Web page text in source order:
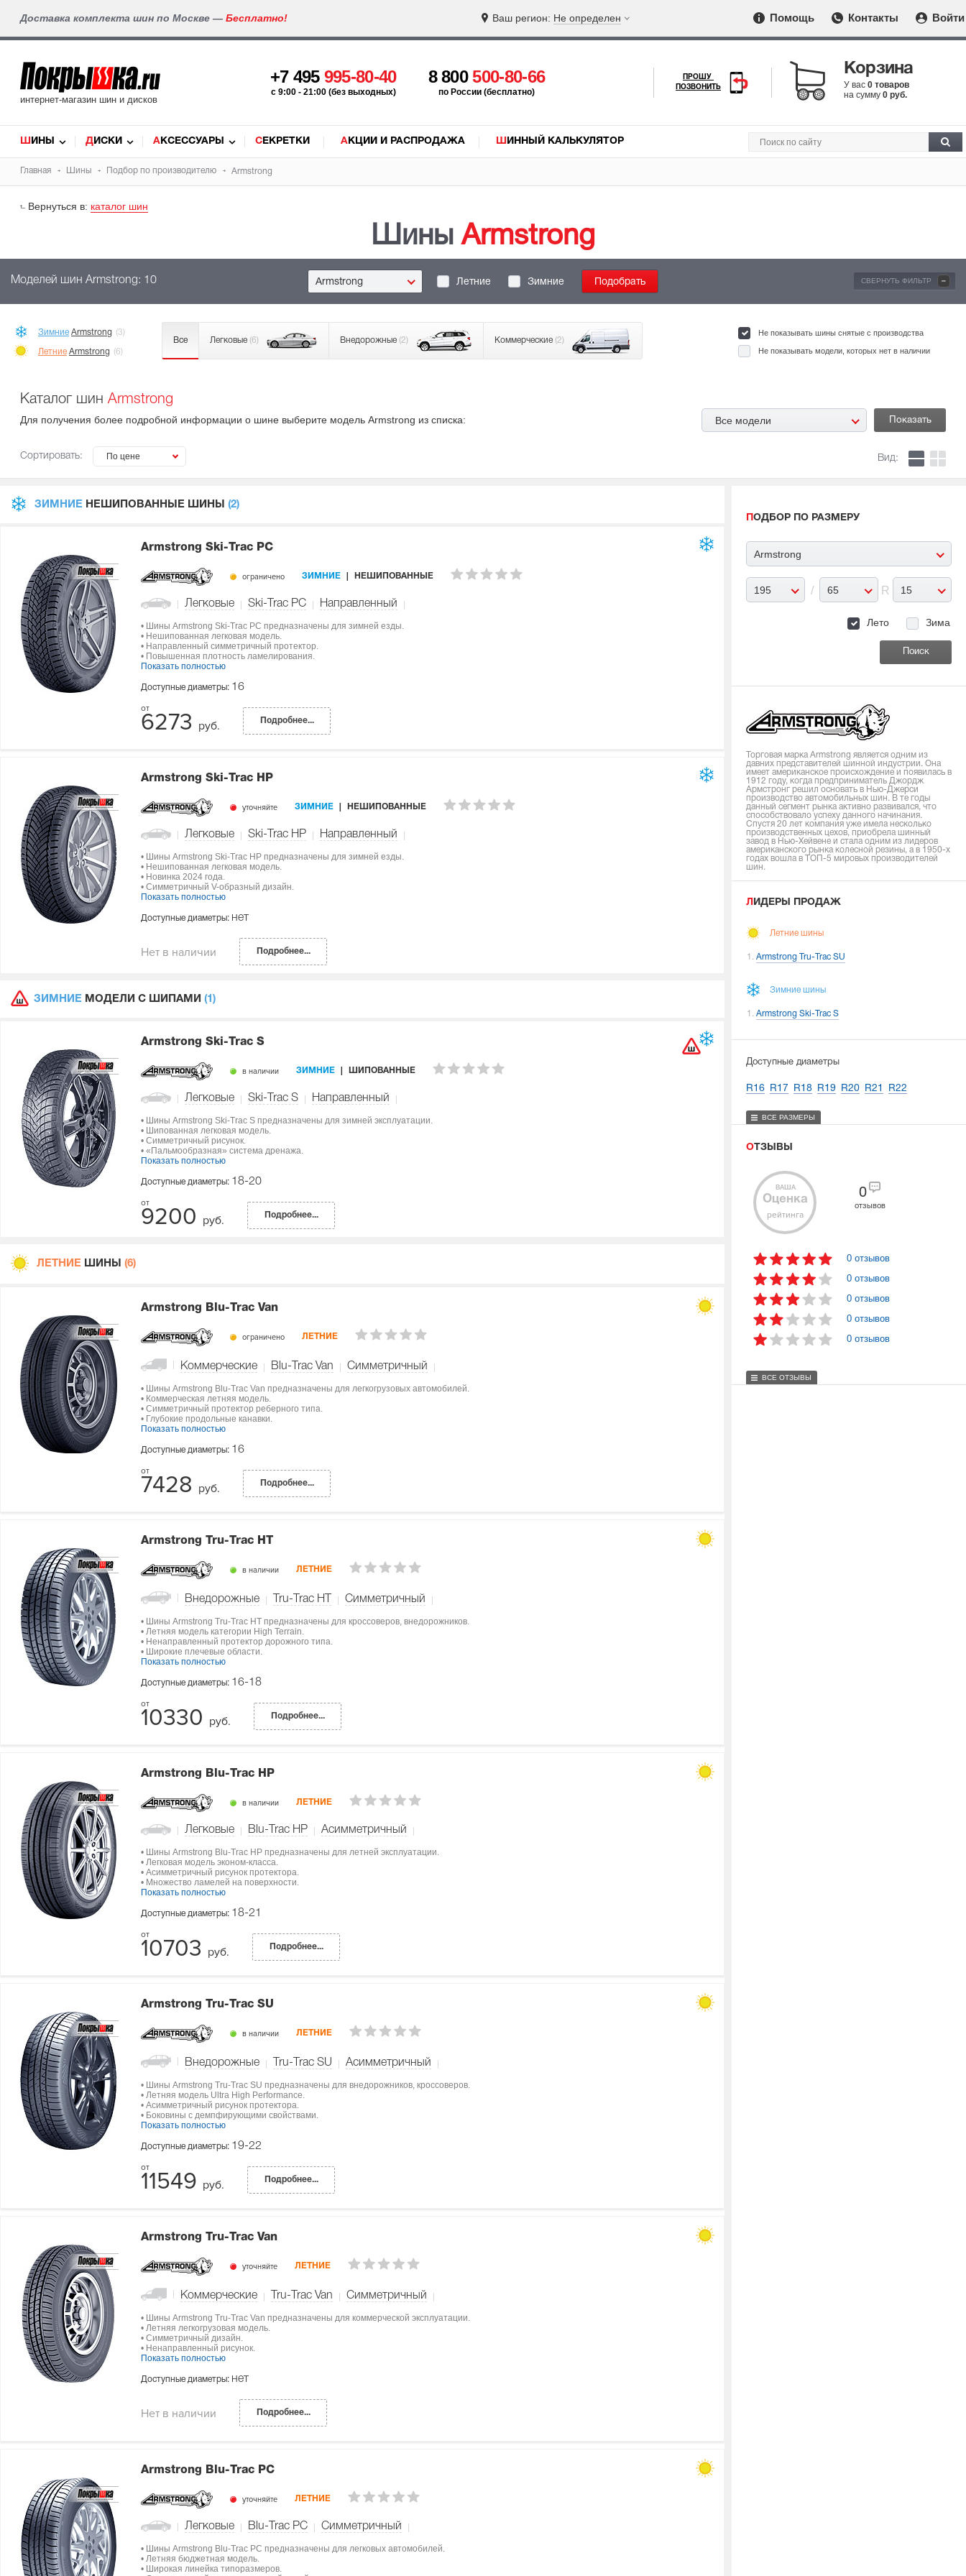
Доставка комплекта шин по Москве — Бесплатно! Ваш регион: Не определен Помощь Контакты Войти
интернет-магазин шин и дисков
+7 495 995-80-40
c 9:00 - 21:00 (без выходных)
8 800500-80-66
по России (бесплатно)
ПРОШУ
ПОЗВОНИТЬ
Корзина
У вас 0 товаров
на сумму 0 руб.
ШИНЫ ДИСКИ АКСЕССУАРЫ СЕКРЕТКИ АКЦИИ И РАСПРОДАЖА ШИННЫЙ КАЛЬКУЛЯТОР
Главная Шины Подбор по производителю Armstrong
Вернуться в: каталог шин
ШиныArmstrong
Моделей шин Armstrong: 10 Armstrong Летние Зимние СВЕРНУТЬ ФИЛЬТР -
Зимние Armstrong (3)
Летние Armstrong (6)
Все Легковые(6) Внедорожные(2) Коммерческие(2)
Не показывать шины снятые с производства
Не показывать модели, которых нет в наличии
Каталог шин Armstrong
Для получения более подробной информации о шине выберите модель Armstrong из списка: Все модели
Сортировать: По цене Вид:
ЗИМНИЕ НЕШИПОВАННЫЕ ШИНЫ (2)
Armstrong Ski-Trac PC
ограничено ЗИМНИЕ НЕШИПОВАННЫЕ
Легковые Ski-Trac PC Направленный
• Шины Armstrong Ski-Trac PC предназначены для зимней езды.
• Нешипованная легковая модель.
• Направленный симметричный протектор.
• Повышенная плотность ламелирования.
Показать полностью
Доступные диаметры: 16
6273 руб. Подробнее...
Armstrong Ski-Trac HP
уточняйте ЗИМНИЕ НЕШИПОВАННЫЕ
Легковые Ski-Trac HP Направленный
• Шины Armstrong Ski-Trac HP предназначены для зимней езды.
• Нешипованная легковая модель.
• Новинка 2024 года.
• Симметричный V-образный дизайн.
Показать полностью
Доступные диаметры: нет
Нет в наличии Подробнее...
ЗИМНИЕ МОДЕЛИ С ШИПАМИ (1)
Armstrong Ski-Trac S
в наличии ЗИМНИЕ ШИПОВАННЫЕ
Легковые Ski-Trac S Направленный
• Шины Armstrong Ski-Trac S предназначены для зимней эксплуатации.
• Шипованная легковая модель.
• Симметричный рисунок.
• «Пальмообразная» система дренажа.
Показать полностью
Доступные диаметры: 18-20
9200 руб. Подробнее...
ЛЕТНИЕ ШИНЫ (6)
Armstrong Blu-Trac Van
ограничено ЛЕТНИЕ
Коммерческие Blu-Trac Van Симметричный
• Шины Armstrong Blu-Trac Van предназначены для легкогрузовых автомобилей.
• Коммерческая летняя модель.
• Симметричный протектор реберного типа.
• Глубокие продольные канавки.
Показать полностью
Доступные диаметры: 16
7428 руб. Подробнее...
Armstrong Tru-Trac HT
в наличии ЛЕТНИЕ
Внедорожные Tru-Trac HT Симметричный
• Шины Armstrong Tru-Trac HT предназначены для кроссоверов, внедорожников.
• Летняя модель категории High Terrain.
• Ненаправленный протектор дорожного типа.
• Широкие плечевые области.
Показать полностью
Доступные диаметры: 16-18
10330 руб. Подробнее...
Armstrong Blu-Trac HP
в наличии ЛЕТНИЕ
Легковые Blu-Trac HP Асимметричный
• Шины Armstrong Blu-Trac HP предназначены для летней эксплуатации.
• Легковая модель эконом-класса.
• Асимметричный рисунок протектора.
• Множество ламелей на поверхности.
Показать полностью
Доступные диаметры: 18-21
10703 руб. Подробнее...
Armstrong Tru-Trac SU
в наличии ЛЕТНИЕ
Внедорожные Tru-Trac SU Асимметричный
• Шины Armstrong Tru-Trac SU предназначены для внедорожников, кроссоверов.
• Летняя модель Ultra High Performance.
• Асимметричный рисунок протектора.
• Боковины с демпфирующими свойствами.
Показать полностью
Доступные диаметры: 19-22
11549 руб. Подробнее...
Armstrong Tru-Trac Van
уточняйте ЛЕТНИЕ
Коммерческие Tru-Trac Van Симметричный
• Шины Armstrong Tru-Trac Van предназначены для коммерческой эксплуатации.
• Летняя легкогрузовая модель.
• Симметричный дизайн.
• Ненаправленный рисунок.
Показать полностью
Доступные диаметры: нет
Нет в наличии Подробнее...
Armstrong Blu-Trac PC
уточняйте ЛЕТНИЕ
Легковые Blu-Trac PC Симметричный
• Шины Armstrong Blu-Trac PC предназначены для легковых автомобилей.
• Летняя бюджетная модель.
• Широкая линейка типоразмеров.
ПОДБОР ПО РАЗМЕРУ
Armstrong
195 / 65 R 15
Лето Зима
Торговая марка Armstrong является одним из
давних представителей шинной индустрии. Она
имеет американское происхождение и появилась в
1912 году, когда предприниматель Джордж
Армстронг решил основать в Нью-Джерси
производство автомобильных шин. В те годы
данный сегмент рынка активно развивался, что
способствовало успеху данного начинания.
Спустя 20 лет компания уже имела несколько
производственных цехов, приобрела шинный
завод в Нью-Хейвене и стала одним из лидеров
американского рынка колесной резины, а в 1950-х
годах вошла в ТОП-5 мировых производителей
шин.
ЛИДЕРЫ ПРОДАЖ
Летние шины
Armstrong Tru-Trac SU
Зимние шины
Armstrong Ski-Trac S
Доступные диаметры
R16 R17 R18 R19 R20 R21 R22
ВСЕ РАЗМЕРЫ
ОТЗЫВЫ
ВАША
Оценка
рейтинга
0
отзывов
0 отзывов
0 отзывов
0 отзывов
0 отзывов
0 отзывов
ВСЕ ОТЗЫВЫ